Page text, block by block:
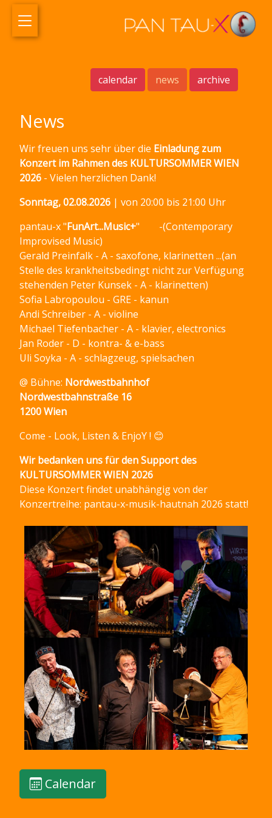
calendar news archive
News
Wir freuen uns sehr über die Einladung zum
Konzert im Rahmen des KULTURSOMMER WIEN
2026 - Vielen herzlichen Dank!
Sonntag, 02.08.2026 | von 20:00 bis 21:00 Uhr
pantau-x "FunArt...Music+" -(Contemporary
Improvised Music)
Gerald Preinfalk - A - saxofone, klarinetten ...(an
Stelle des krankheitsbedingt nicht zur Verfügung
stehenden Peter Kunsek - A - klarinetten)
Sofia Labropoulou - GRE - kanun
Andi Schreiber - A - violine
Michael Tiefenbacher - A - klavier, electronics
Jan Roder - D - kontra- & e-bass
Uli Soyka - A - schlagzeug, spielsachen
@ Bühne: Nordwestbahnhof
Nordwestbahnstraße 16
1200 Wien
Come - Look, Listen & EnjoY ! 😊
Wir bedanken uns für den Support des
KULTURSOMMER WIEN 2026
Diese Konzert findet unabhängig von der
Konzertreihe: pantau-x-musik-hautnah 2026 statt!
Calendar